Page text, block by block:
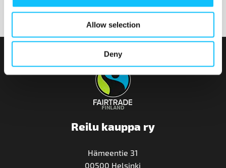
Allow selection
Deny
Reilu kauppa ry
Hämeentie 31
00500 Helsinki